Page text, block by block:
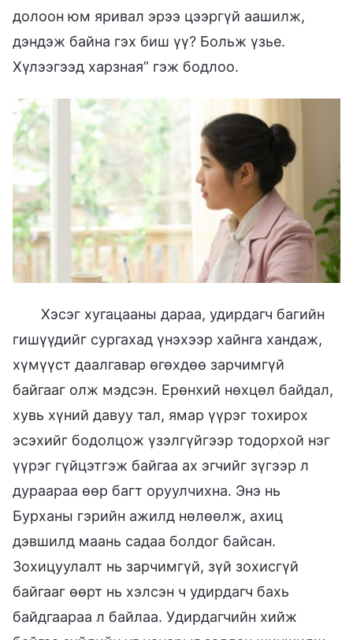
долоон юм яривал эрээ цээргүй аашилж,
дэндэж байна гэх биш үү? Больж үзье.
Хүлээгээд харзная” гэж бодлоо.
Хэсэг хугацааны дараа, удирдагч багийн
гишүүдийг сургахад үнэхээр хайнга хандаж,
хүмүүст даалгавар өгөхдөө зарчимгүй
байгааг олж мэдсэн. Ерөнхий нөхцөл байдал,
хувь хүний давуу тал, ямар үүрэг тохирох
эсэхийг бодолцож үзэлгүйгээр тодорхой нэг
үүрэг гүйцэтгэж байгаа ах эгчийг зүгээр л
дураараа өөр багт оруулчихна. Энэ нь
Бурханы гэрийн ажилд нөлөөлж, ахиц
дэвшилд маань садаа болдог байсан.
Зохицуулалт нь зарчимгүй, зүй зохисгүй
байгааг өөрт нь хэлсэн ч удирдагч бахь
байдгаараа л байлаа. Удирдагчийн хийж